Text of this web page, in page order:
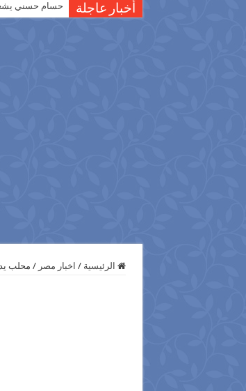
أخبار عاجلة حسام حسني
الرئيسية / اخبار مصر / محلب